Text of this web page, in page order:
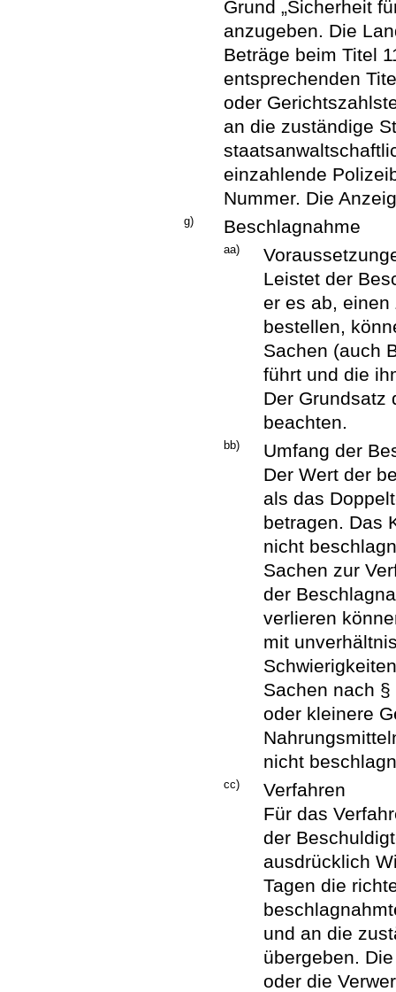
Grund „Sicherheit
anzugeben. Die
Beträge beim Titel
entsprechenden
oder
an die zuständige
einzahlende
Nummer. Die
g) Beschlagnahme
aa)
Leistet der
er es ab,
bestellen,
Sachen (auch
führt und die
Der Grundsatz
beachten.
bb)
Umfang der
Der Wert der
als das
betragen. Das
nicht
Sachen zur
der
verlieren
mit
Sachen nach
oder kleinere
nicht
cc)
Verfahren
Für das
der
ausdrücklich
Tagen die
und an die
übergeben.
oder die